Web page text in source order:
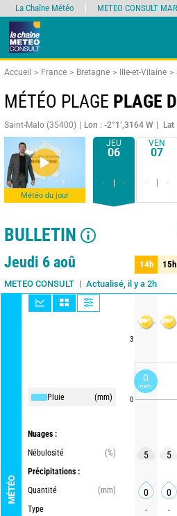
Accueil France Bretagne Ille-et-Vilaine
MÉTÉO PLAGE PLAGE
Saint-Malo (35400) Lon : -2°1’,3164 W Lat
Météo du jour
JEU
06
- -
VEN
07
- -
BULLETIN
Live 1 jour 3 jours 15 jours
Jeudi 6 aoû
METEO CONSULT Actualisé, il y a 2h
Mise à jour dans 39min
MÉTÉO
Pluie (mm)
Nuages :
Nébulosité
(%)
Précipitations :
Quantité
(mm)
Type
3
0
14h 15h
14h 15h
5 5
0 0
- -
La Chaîne Météo METEO CONSULT
0
mm